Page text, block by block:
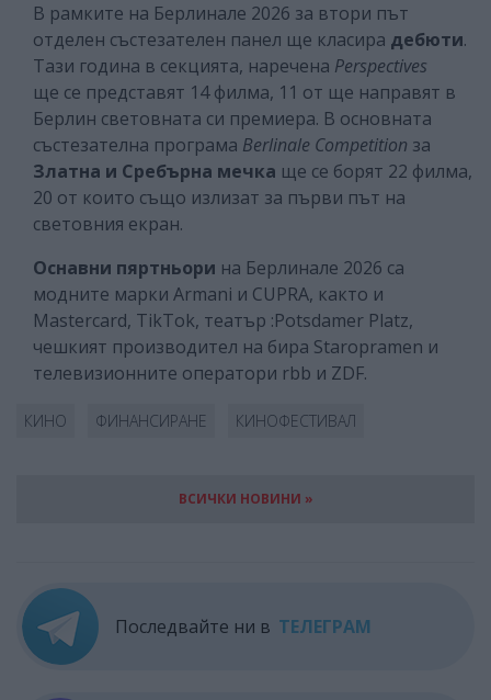
В рамките на Берлинале 2026 за втори път
отделен състезателен панел ще класира дебюти.
Тази година в секцията, наречена Perspectives
ще се представят 14 филма, 11 от ще направят в
Берлин световната си премиера. В основната
състезателна програма Berlinale Competition за
Златна и Сребърна мечка ще се борят 22 филма,
20 от които също излизат за първи път на
световния екран.
Оснавни пяртньори на Берлинале 2026 са
модните марки Armani и CUPRA, както и
Mastercard, TikTok, театър :Potsdamer Platz,
чешкият производител на бира Staropramen и
телевизионните оператори rbb и ZDF.
КИНО ФИНАНСИРАНЕ КИНОФЕСТИВАЛ
ВСИЧКИ НОВИНИ »
Последвайте ни в ТЕЛЕГРАМ